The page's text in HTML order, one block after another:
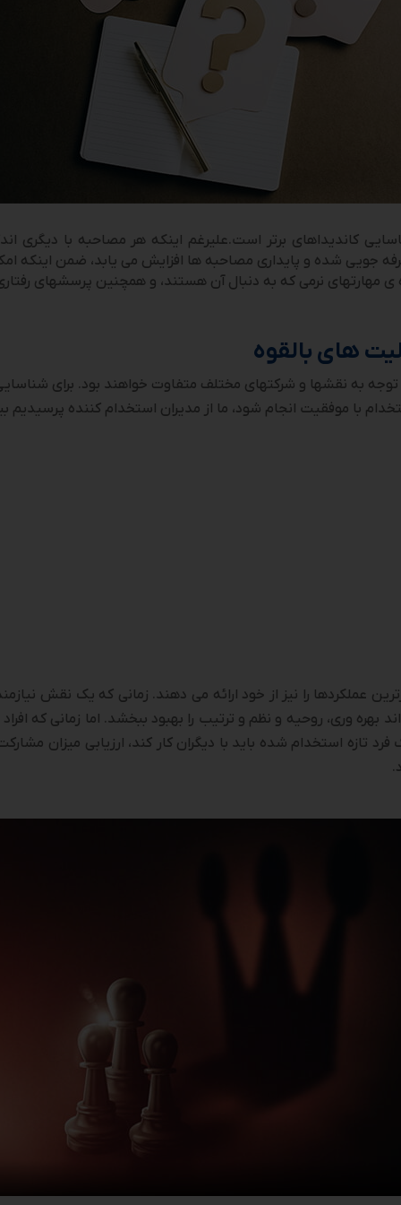
کاندیداهای برتر است.علیرغم اینکه هر مصاحبه با دیگری
جویی شده و پایداری مصاحبه ­ها افزایش می­ یابد، ضمن اینکه
توجه به نقش­ها و شرکت­های مختلف متفاوت خواهند بود. برای
با موفقیت انجام شود، ما از مدیران استخدام کننده
برترین عملکردها را نیز از خود ارائه می ­دهند. زمانی که یک نقش
­وری، روحیه و نظم و ترتیب را بهبود ببخشد. اما زمانی که
فرد تازه استخدام شده باید با دیگران کار کند، ارزیابی میزان